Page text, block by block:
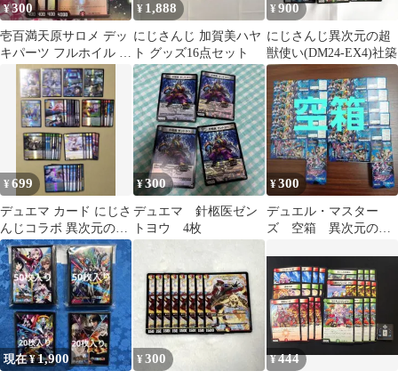
¥300
壱百満天原サロメ デッ
キパーツ フルホイル 12
枚 ブレイズクロー 等
¥ 1,888
にじさんじ 加賀美ハヤ
ト グッズ16点セット
¥900
にじさんじ異次元の超
獣使い(DM24-EX4)社築
¥699
デュエマ カード にじさ
んじコラボ 異次元の超
獣使い 女性ライバー48
枚
¥300
デュエマ 針柩医ゼン
トヨウ 4枚
¥300
デュエル・マスター
ズ 空箱 異次元の超
現在 ¥1,900 ¥300 ¥444